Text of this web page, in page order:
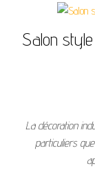
Salon
La décoration
particuliers